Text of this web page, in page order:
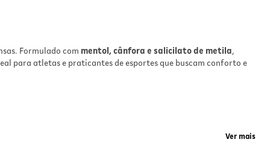
Formulado com mentol, cânfora e salicilato de metila,
para atletas e praticantes de esportes que buscam conforto e
Ver mais